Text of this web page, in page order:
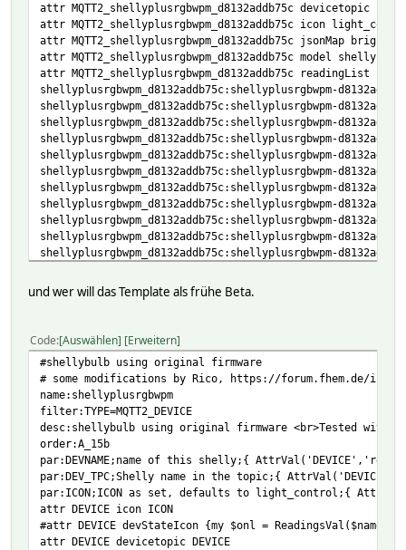
attr MQTT2_shellyplusrgbwpm_d8132addb75c devicetopic
attr MQTT2_shellyplusrgbwpm_d8132addb75c icon
attr MQTT2_shellyplusrgbwpm_d8132addb75c jsonMap
attr MQTT2_shellyplusrgbwpm_d8132addb75c model
attr MQTT2_shellyplusrgbwpm_d8132addb75c readingList
shellyplusrgbwpm_d8132addb75c:shellyplusrgbwpm-
shellyplusrgbwpm_d8132addb75c:shellyplusrgbwpm-
shellyplusrgbwpm_d8132addb75c:shellyplusrgbwpm-
shellyplusrgbwpm_d8132addb75c:shellyplusrgbwpm-
shellyplusrgbwpm_d8132addb75c:shellyplusrgbwpm-
shellyplusrgbwpm_d8132addb75c:shellyplusrgbwpm-
shellyplusrgbwpm_d8132addb75c:shellyplusrgbwpm-
shellyplusrgbwpm_d8132addb75c:shellyplusrgbwpm-
shellyplusrgbwpm_d8132addb75c:shellyplusrgbwpm-
shellyplusrgbwpm_d8132addb75c:shellyplusrgbwpm-
shellyplusrgbwpm_d8132addb75c:shellyplusrgbwpm-
shellyplusrgbwpm_d8132addb75c:shellyplusrgbwpm-
shellyplusrgbwpm_d8132addb75c:shellyplusrgbwpm-
attr MQTT2_shellyplusrgbwpm_d8132addb75c room
attr MQTT2_shellyplusrgbwpm_d8132addb75c setList
off:noArg $DEVICETOPIC/rpc
toggle:noArg $DEVICETOPIC/rpc
white:colorpicker,BRI,0,5,255 $DEVICETOPIC/rpc
pct:colorpicker,BRI,0,5,100 $DEVICETOPIC/rpc
transition_duration:colorpicker,BRI,1,1,10
toggle_after:colorpicker,BRI,1,1,10
rot:noArg $DEVICETOPIC/rpc
status:noArg $DEVICETOPIC/rpc
rgb:colorpicker,RGB {$EVTPART1=~/(..)(..)(..)/;;my
attr MQTT2_shellyplusrgbwpm_d8132addb75c userReadings
attr MQTT2_shellyplusrgbwpm_d8132addb75c webCmd
und wer will das Template als frühe Beta.
Code Auswählen Erweitern
#shellybulb using original firmware
# some modifications by Rico, https://forum.fhem.de/
name:shellyplusrgbwpm
filter:TYPE=MQTT2_DEVICE
desc:shellybulb using original firmware <br>Tested with
order:A_15b
par:DEVNAME;name of this shelly;{
par:DEV_TPC;Shelly name in the topic;{
par:ICON;ICON as set, defaults to light_control;{
attr DEVICE icon ICON
#attr DEVICE devStateIcon {my $onl =
attr DEVICE devicetopic DEVICE